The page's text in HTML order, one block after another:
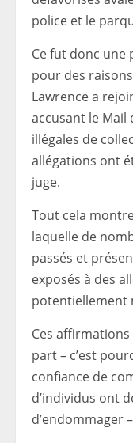
police et le
Ce fut donc une
pour des
Lawrence a
accusant le Mail
illégales de
allégations ont
juge.
Tout cela
laquelle de
passés et
exposés à des
potentiellement
Ces
part – c’est
confiance de
d’individus ont
d’endommager